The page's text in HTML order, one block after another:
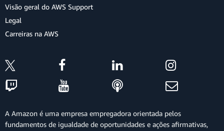
Visão geral do AWS Support
Legal
Carreiras na AWS
A Amazon é uma empresa empregadora orientada pelos
fundamentos de igualdade de oportunidades e ações afirmativas,